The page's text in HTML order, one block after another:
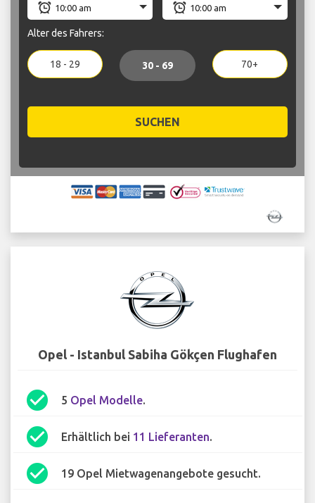
Alter des Fahrers:
18 - 29 30 - 69 70+
SUCHEN
Opel - Istanbul Sabiha Gökçen Flughafen
check_circle 5 Opel Modelle.
check_circle Erhältlich bei 11 Lieferanten.
check_circle 19 Opel Mietwagenangebote gesucht.